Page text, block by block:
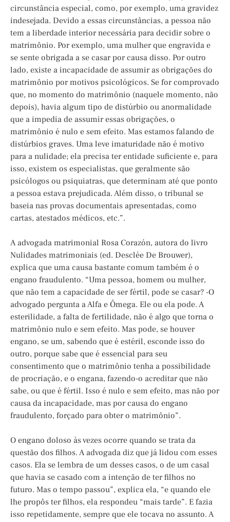
circunstância especial, como, por exemplo, uma gravidez
indesejada. Devido a essas circunstâncias, a pessoa não
tem a liberdade interior necessária para decidir sobre o
matrimônio. Por exemplo, uma mulher que engravida e
se sente obrigada a se casar por causa disso. Por outro
lado, existe a incapacidade de assumir as obrigações do
matrimônio por motivos psicológicos. Se for comprovado
que, no momento do matrimônio (naquele momento, não
depois), havia algum tipo de distúrbio ou anormalidade
que a impedia de assumir essas obrigações, o
matrimônio é nulo e sem efeito. Mas estamos falando de
distúrbios graves. Uma leve imaturidade não é motivo
para a nulidade; ela precisa ter entidade suficiente e, para
isso, existem os especialistas, que geralmente são
psicólogos ou psiquiatras, que determinam até que ponto
a pessoa estava prejudicada. Além disso, o tribunal se
baseia nas provas documentais apresentadas, como
cartas, atestados médicos, etc.”.
A advogada matrimonial Rosa Corazón, autora do livro
Nulidades matrimoniais (ed. Desclée De Brouwer),
explica que uma causa bastante comum também é o
engano fraudulento. “Uma pessoa, homem ou mulher,
que não tem a capacidade de ser fértil, pode se casar? -O
advogado pergunta a Alfa e Ômega. Ele ou ela pode. A
esterilidade, a falta de fertilidade, não é algo que torna o
matrimônio nulo e sem efeito. Mas pode, se houver
engano, se um, sabendo que é estéril, esconde isso do
outro, porque sabe que é essencial para seu
consentimento que o matrimônio tenha a possibilidade
de procriação, e o engana, fazendo-o acreditar que não
sabe, ou que é fértil. Isso é nulo e sem efeito, mas não por
causa da incapacidade, mas por causa do engano
fraudulento, forçado para obter o matrimônio”.
O engano doloso às vezes ocorre quando se trata da
questão dos filhos. A advogada diz que já lidou com esses
casos. Ela se lembra de um desses casos, o de um casal
que havia se casado com a intenção de ter filhos no
futuro. Mas o tempo passou”, explica ela, “e quando ele
lhe propôs ter filhos, ela respondeu “mais tarde”. E fazia
isso repetidamente, sempre que ele tocava no assunto. A